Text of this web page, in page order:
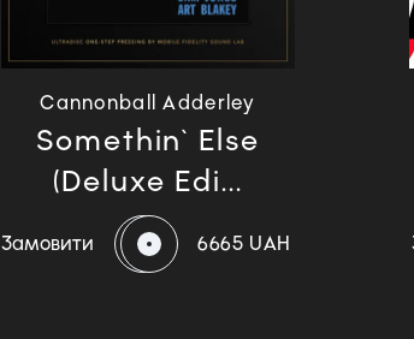
Cannonball Adderley
Somethin` Else
(Deluxe Edi...
Замовити 6665 UAH